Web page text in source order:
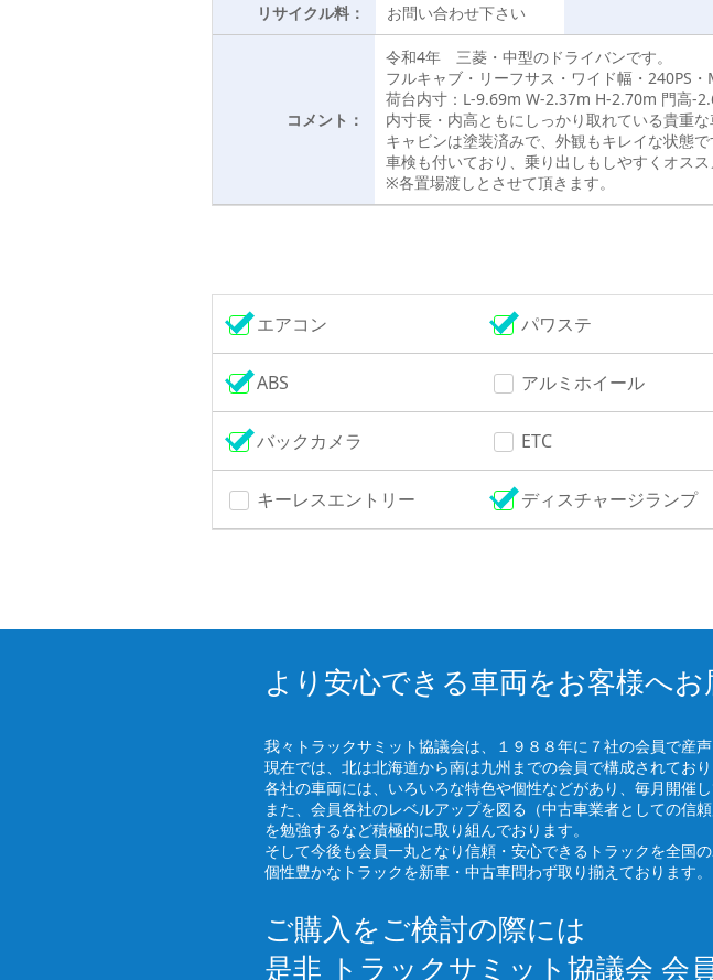
リサイクル料： お問い合わせ下さい
コメント：
令和4年 三菱・中型のドライバンです。
フルキャブ・リーフサス・ワイド幅・240PS・
荷台内寸：L-9.69m W-2.37m H-2.70m 門高-
内寸長・内高ともにしっかり取れている貴重
キャビンは塗装済みで、外観もキレイな状態
車検も付いており、乗り出しもしやすくオスス
※各置場渡しとさせて頂きます。
エアコン パワステ
ABS アルミホイール
バックカメラ ETC
キーレスエントリー ディスチャージランプ
より安心できる車両をお客様へお
我々トラックサミット協議会は、１９８８年に７社の会員で産声
現在では、北は北海道から南は九州までの会員で構成されており
各社の車両には、いろいろな特色や個性などがあり、毎月開催
また、会員各社のレベルアップを図る（中古車業者としての信
を勉強するなど積極的に取り組んでおります。
そして今後も会員一丸となり信頼・安心できるトラックを全国
個性豊かなトラックを新車・中古車問わず取り揃えております。
ご購入をご検討の際には
是非 トラックサミット協議会 会